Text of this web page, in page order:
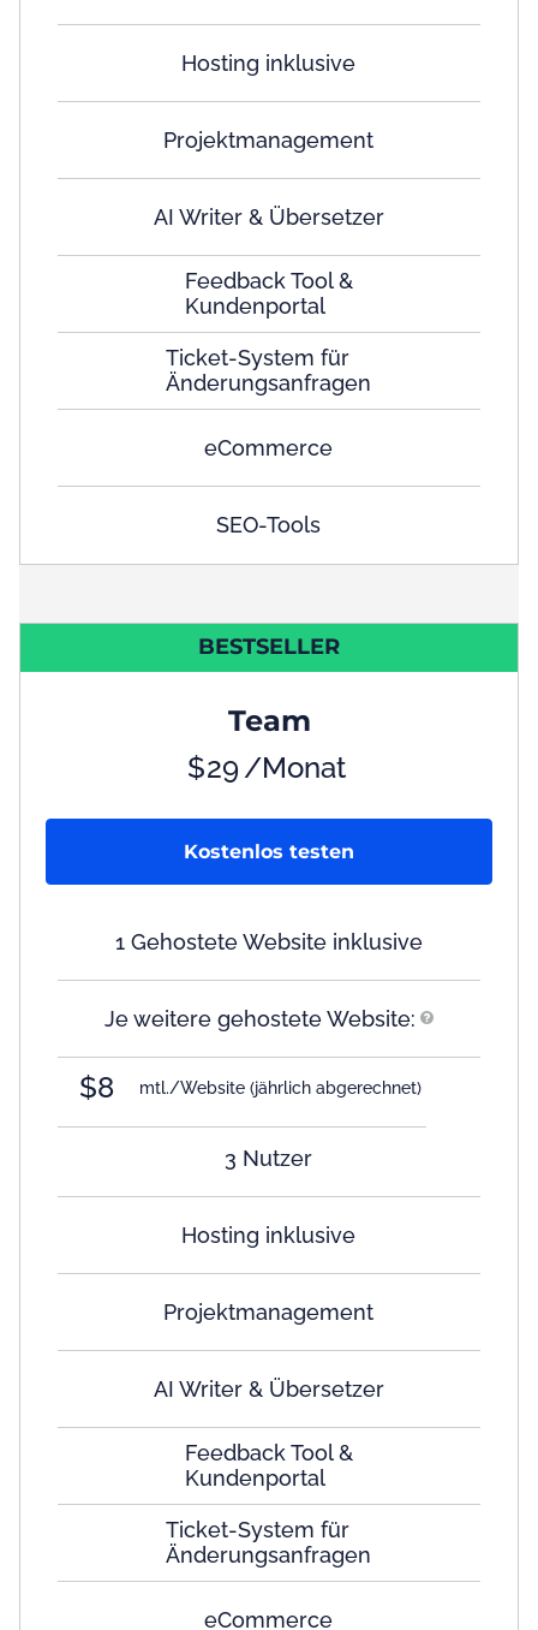
Hosting inklusive
Projektmanagement
AI Writer & Übersetzer
Feedback Tool &
Kundenportal
Ticket-System für
Änderungsanfragen
eCommerce
SEO-Tools
BESTSELLER
Team
$29/Monat
Kostenlos testen
1 Gehostete Website inklusive
Je weitere gehostete Website:
$8 mtl./Website(jährlich abgerechnet)
3 Nutzer
Hosting inklusive
Projektmanagement
AI Writer & Übersetzer
Feedback Tool &
Kundenportal
Ticket-System für
Änderungsanfragen
eCommerce